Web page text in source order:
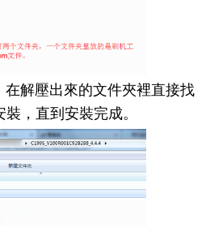
在解壓出來的文件夾裡直接找
，直到安裝完成。